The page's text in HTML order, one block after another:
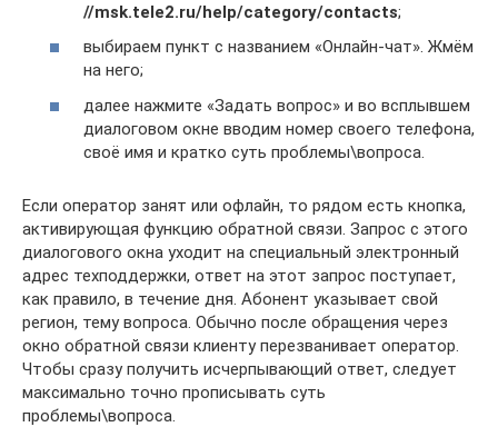
//msk.tele2.ru/help/category/contacts;
выбираем пункт с названием «Онлайн-чат». Жмём
на него;
далее нажмите «Задать вопрос» и во всплывшем
диалоговом окне вводим номер своего телефона,
своё имя и кратко суть проблемы\вопроса.
Если оператор занят или офлайн, то рядом есть кнопка,
активирующая функцию обратной связи. Запрос с этого
диалогового окна уходит на специальный электронный
адрес техподдержки, ответ на этот запрос поступает,
как правило, в течение дня. Абонент указывает свой
регион, тему вопроса. Обычно после обращения через
окно обратной связи клиенту перезванивает оператор.
Чтобы сразу получить исчерпывающий ответ, следует
максимально точно прописывать суть
проблемы\вопроса.